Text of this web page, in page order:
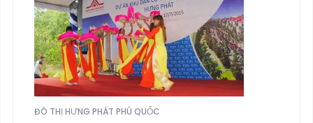
ĐÔ THỊ HƯNG PHÁT PHÚ QUỐC